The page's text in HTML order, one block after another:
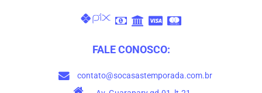
FALE CONOSCO:
contato@socasastemporada.com.br